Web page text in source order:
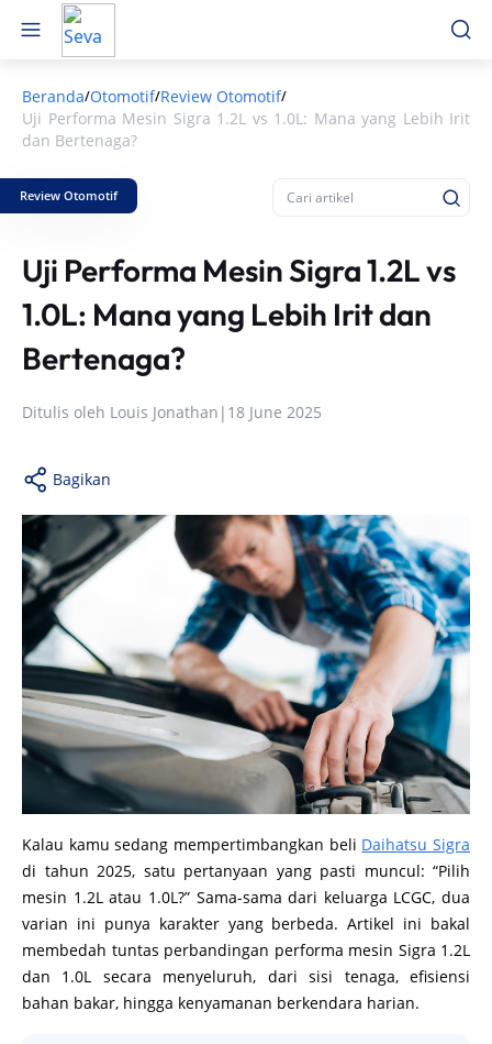
Beranda/Otomotif/Review Otomotif/
Uji Performa Mesin Sigra 1.2L vs 1.0L: Mana yang Lebih Irit
dan Bertenaga?
Review Otomotif
Uji Performa Mesin Sigra 1.2L vs
1.0L: Mana yang Lebih Irit dan
Bertenaga?
Ditulis oleh Louis Jonathan | 18 June 2025
Bagikan
Kalau kamu sedang mempertimbangkan beli Daihatsu Sigra
di tahun 2025, satu pertanyaan yang pasti muncul: “Pilih
mesin 1.2L atau 1.0L?” Sama-sama dari keluarga LCGC, dua
varian ini punya karakter yang berbeda. Artikel ini bakal
membedah tuntas perbandingan performa mesin Sigra 1.2L
dan 1.0L secara menyeluruh, dari sisi tenaga, efisiensi
bahan bakar, hingga kenyamanan berkendara harian.